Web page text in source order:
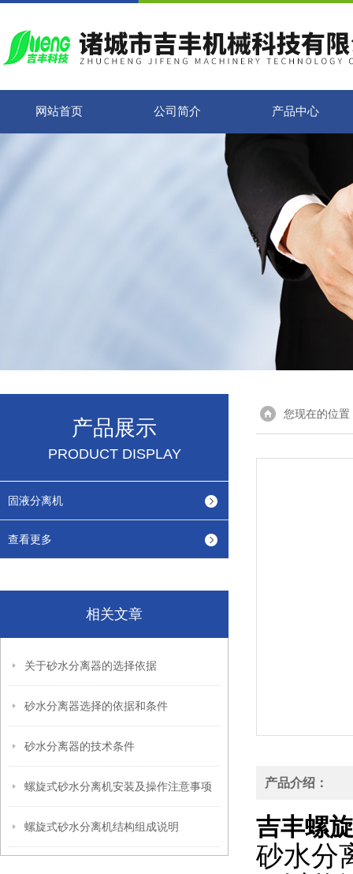
网站首页 公司简介 产品中心
产品展示
PRODUCT DISPLAY
固液分离机
查看更多
相关文章
关于砂水分离器的选择依据
砂水分离器选择的依据和条件
砂水分离器的技术条件
螺旋式砂水分离机安装及操作注意事项
螺旋式砂水分离机结构组成说明
您现在的位置
产品介绍：
吉丰螺
砂水分